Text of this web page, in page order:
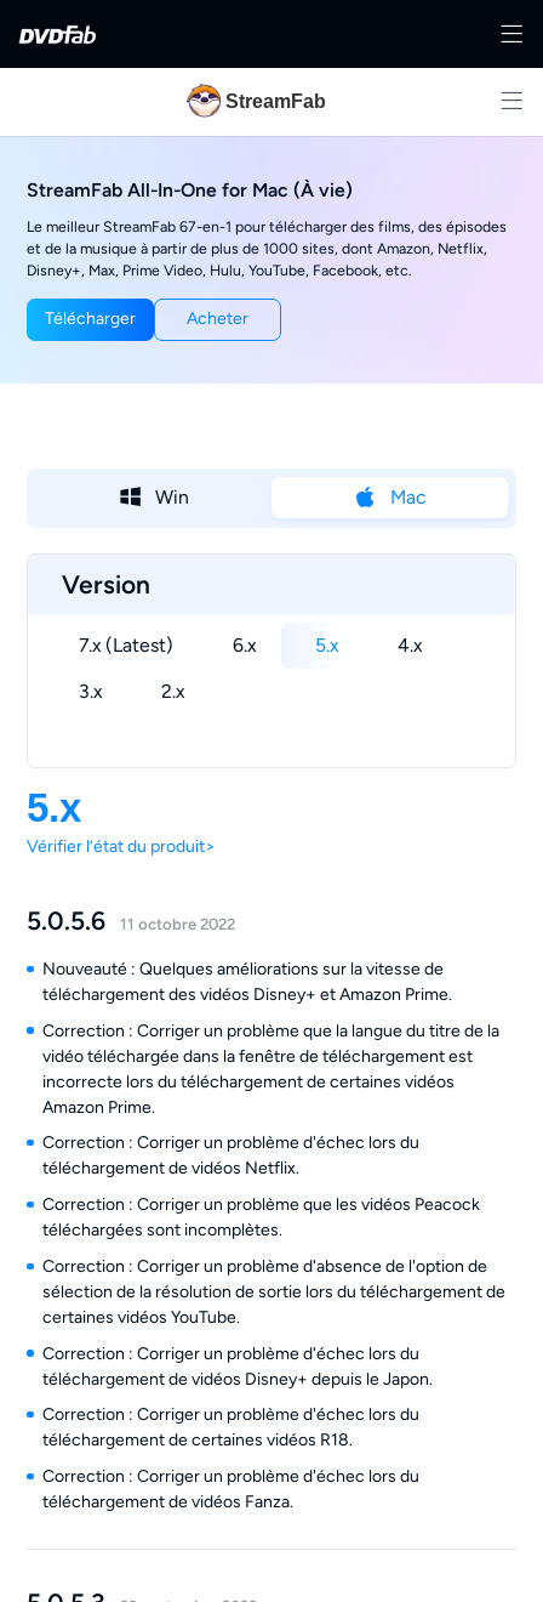
StreamFab
StreamFab All-In-One for Mac (À vie)
Le meilleur StreamFab 67-en-1 pour télécharger des films, des épisodes
et de la musique à partir de plus de 1000 sites, dont Amazon, Netflix,
Disney+, Max, Prime Video, Hulu, YouTube, Facebook, etc.
Télécharger Acheter
Win Mac
Version
7.x (Latest) 6.x 5.x 4.x
3.x 2.x
5.x
Vérifier l’état du produit>
5.0.5.6 11 octobre 2022
Nouveauté : Quelques améliorations sur la vitesse de
téléchargement des vidéos Disney+ et Amazon Prime.
Correction : Corriger un problème que la langue du titre de la
vidéo téléchargée dans la fenêtre de téléchargement est
incorrecte lors du téléchargement de certaines vidéos
Amazon Prime.
Correction : Corriger un problème d'échec lors du
téléchargement de vidéos Netflix.
Correction : Corriger un problème que les vidéos Peacock
téléchargées sont incomplètes.
Correction : Corriger un problème d'absence de l'option de
sélection de la résolution de sortie lors du téléchargement de
certaines vidéos YouTube.
Correction : Corriger un problème d'échec lors du
téléchargement de vidéos Disney+ depuis le Japon.
Correction : Corriger un problème d'échec lors du
téléchargement de certaines vidéos R18.
Correction : Corriger un problème d'échec lors du
téléchargement de vidéos Fanza.